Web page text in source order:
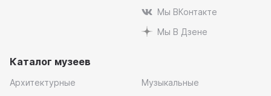
Мы ВКонтакте
Мы В Дзене
Каталог музеев
Архитектурные
Музыкальные